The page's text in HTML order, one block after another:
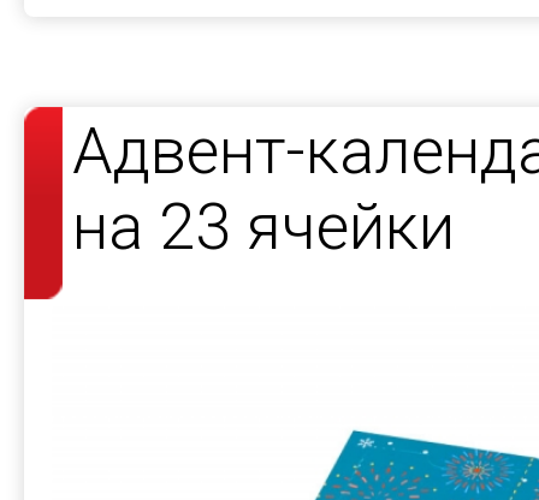
Адвент-
на 23 ячейки